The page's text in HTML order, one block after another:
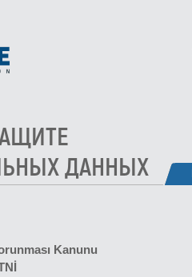
ДАННЫХ
Kanunu